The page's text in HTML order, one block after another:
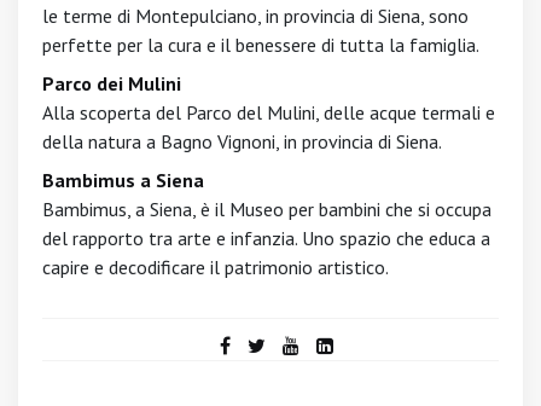
le terme di Montepulciano, in provincia di Siena, sono
perfette per la cura e il benessere di tutta la famiglia.
Parco dei Mulini
Alla scoperta del Parco del Mulini, delle acque termali e
della natura a Bagno Vignoni, in provincia di Siena.
Bambimus a Siena
Bambimus, a Siena, è il Museo per bambini che si occupa
del rapporto tra arte e infanzia. Uno spazio che educa a
capire e decodificare il patrimonio artistico.